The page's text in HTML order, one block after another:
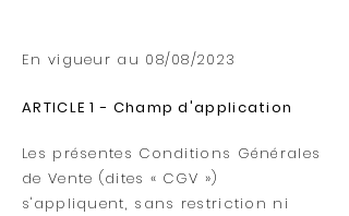
En vigueur au 08/08/2023
ARTICLE 1 - Champ d'application
Les présentes Conditions Générales
de Vente (dites « CGV »)
s'appliquent, sans restriction ni